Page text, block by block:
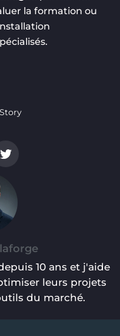
la formation ou
10 ans et j'aide
leurs projets
du marché.